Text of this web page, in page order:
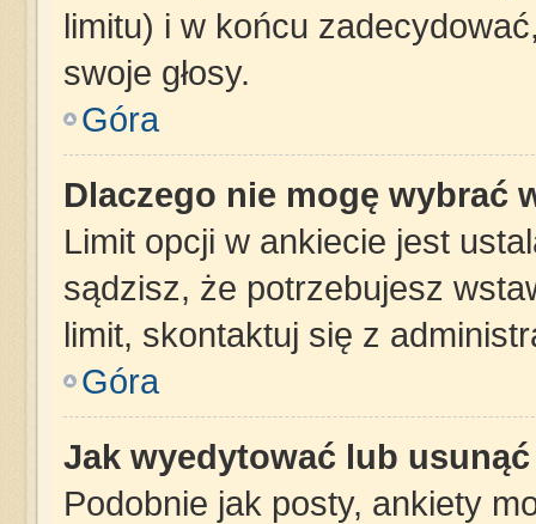
limitu) i w końcu
swoje głosy.
Góra
Dlaczego nie mogę wybrać
Limit opcji w ankiecie jest
sądzisz, że potrzebujesz
limit, skontaktuj się z
Góra
Jak wyedytować lub
Podobnie jak posty, ankiety